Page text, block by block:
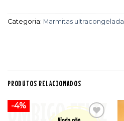
Categoria: Marmitas
PRODUTOS RELACIONADOS
-4%